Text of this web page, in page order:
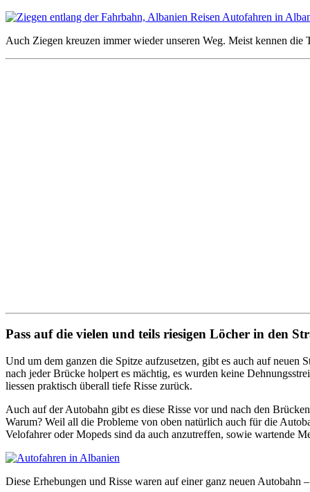
Auch Ziegen kreuzen immer wieder unseren Weg. Meist kennen die
Pass auf die vielen und teils riesigen Löcher in den
Und um dem ganzen die Spitze aufzusetzen, gibt es auch auf
nach jeder Brücke holpert es mächtig, es wurden keine
liessen praktisch überall tiefe Risse zurück.
Auch auf der Autobahn gibt es diese Risse vor und nach den
Warum? Weil all die Probleme von oben natürlich auch für die
Velofahrer oder Mopeds sind da auch anzutreffen, sowie wartende
Diese Erhebungen und Risse waren auf einer ganz neuen Autobahn